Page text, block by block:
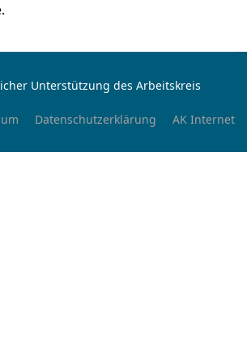
Unterstützung des Arbeitskreis
Datenschutzerklärung AK Internet